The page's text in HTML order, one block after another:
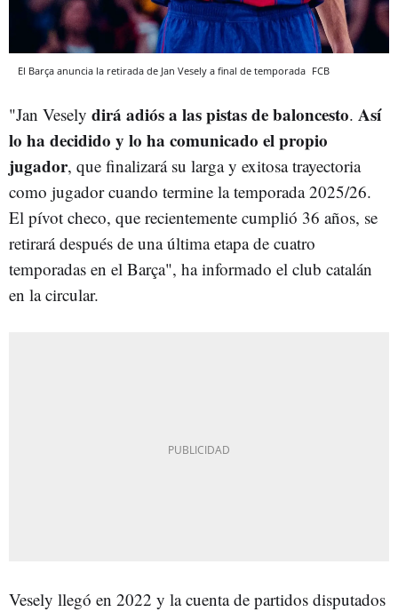
El Barça anuncia la retirada de Jan Vesely a final de temporada FCB
"Jan Vesely dirá adiós a las pistas de baloncesto. Así
lo ha decidido y lo ha comunicado el propio
jugador, que finalizará su larga y exitosa trayectoria
como jugador cuando termine la temporada 2025/26.
El pívot checo, que recientemente cumplió 36 años, se
retirará después de una última etapa de cuatro
temporadas en el Barça", ha informado el club catalán
en la circular.
Vesely llegó en 2022 y la cuenta de partidos disputados